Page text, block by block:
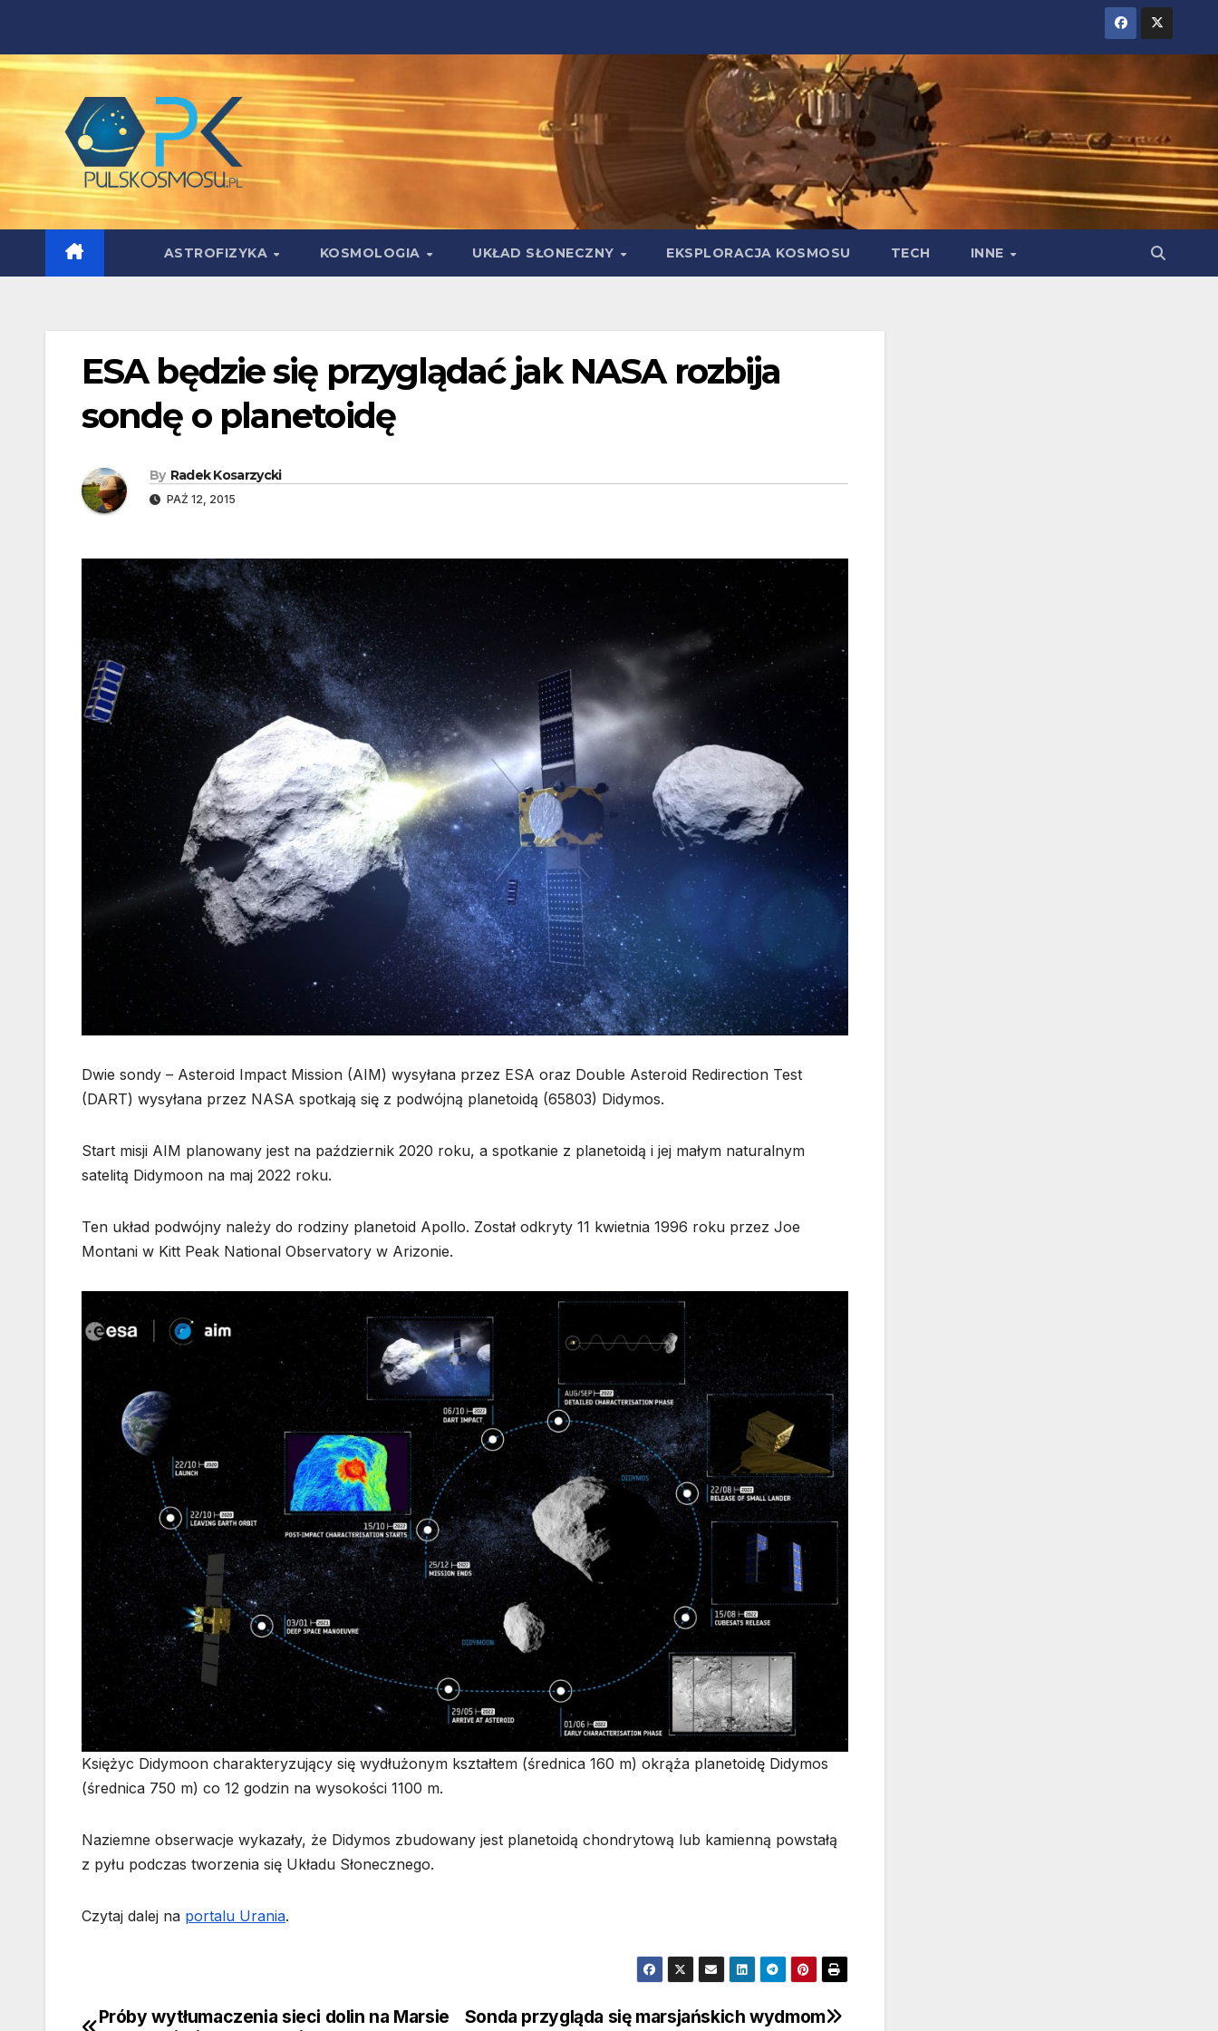
content
ASTROFIZYKA KOSMOLOGIA UKŁAD SŁONECZNY EKSPLORACJA KOSMOSU TECH INNE
ESA będzie się przyglądać jak NASA rozbija
sondę o planetoidę
By Radek Kosarzycki
PAŹ 12, 2015
Dwie sondy – Asteroid Impact Mission (AIM) wysyłana przez ESA oraz Double Asteroid Redirection Test
(DART) wysyłana przez NASA spotkają się z podwójną planetoidą (65803) Didymos.
Start misji AIM planowany jest na październik 2020 roku, a spotkanie z planetoidą i jej małym naturalnym
satelitą Didymoon na maj 2022 roku.
Ten układ podwójny należy do rodziny planetoid Apollo. Został odkryty 11 kwietnia 1996 roku przez Joe
Montani w Kitt Peak National Observatory w Arizonie.
Księżyc Didymoon charakteryzujący się wydłużonym kształtem (średnica 160 m) okrąża planetoidę Didymos
(średnica 750 m) co 12 godzin na wysokości 1100 m.
Naziemne obserwacje wykazały, że Didymos zbudowany jest planetoidą chondrytową lub kamienną powstałą
z pyłu podczas tworzenia się Układu Słonecznego.
Czytaj dalej na portalu Urania.
Sonda przygląda się marsjańskich wydmom
Próby wytłumaczenia sieci dolin na Marsie